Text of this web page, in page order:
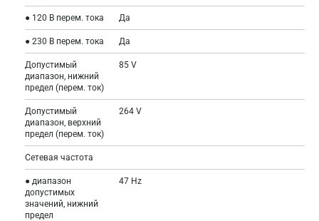
● 120 В перем. тока Да
● 230 В перем. тока Да
Допустимый
диапазон, нижний
предел (перем. ток)
85 V
Допустимый
диапазон, верхний
предел (перем. ток)
264 V
Сетевая частота
● диапазон
допустимых
значений, нижний
предел
47 Hz